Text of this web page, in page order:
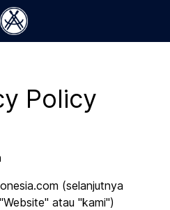
Policy
(selanjutnya
atau "kami")